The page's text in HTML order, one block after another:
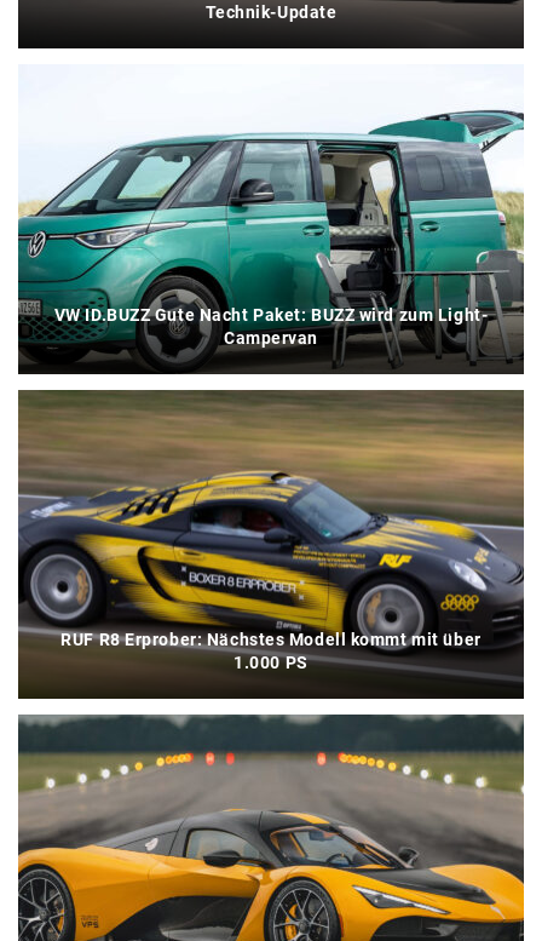
Technik-Update
VW ID.BUZZ Gute Nacht Paket: BUZZ wird zum Light-
Campervan
RUF R8 Erprober: Nächstes Modell kommt mit über
1.000 PS